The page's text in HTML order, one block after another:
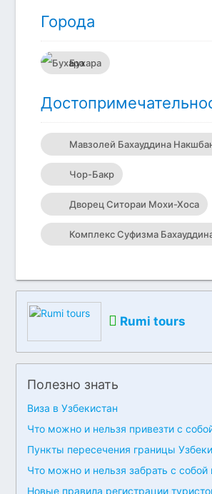
Города
Бухара
Мавзолей Бахауддина
Чор-Бакр
Дворец Ситораи Мохи-Хоса
Комплекс Суфизма
Rumi tours
Полезно знать
Виза в Узбекистан
Что можно и нельзя привезти с
Пункты пересечения границы
Что можно и нельзя забрать с собой
Новые правила регистрации